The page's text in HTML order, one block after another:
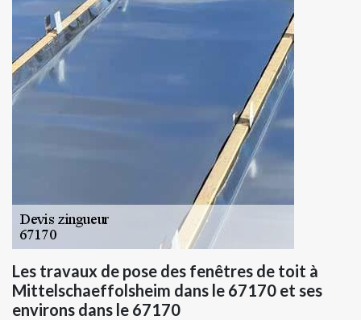
Les travaux de pose des fenêtres de toit à
Mittelschaeffolsheim dans le 67170 et ses
environs dans le 67170